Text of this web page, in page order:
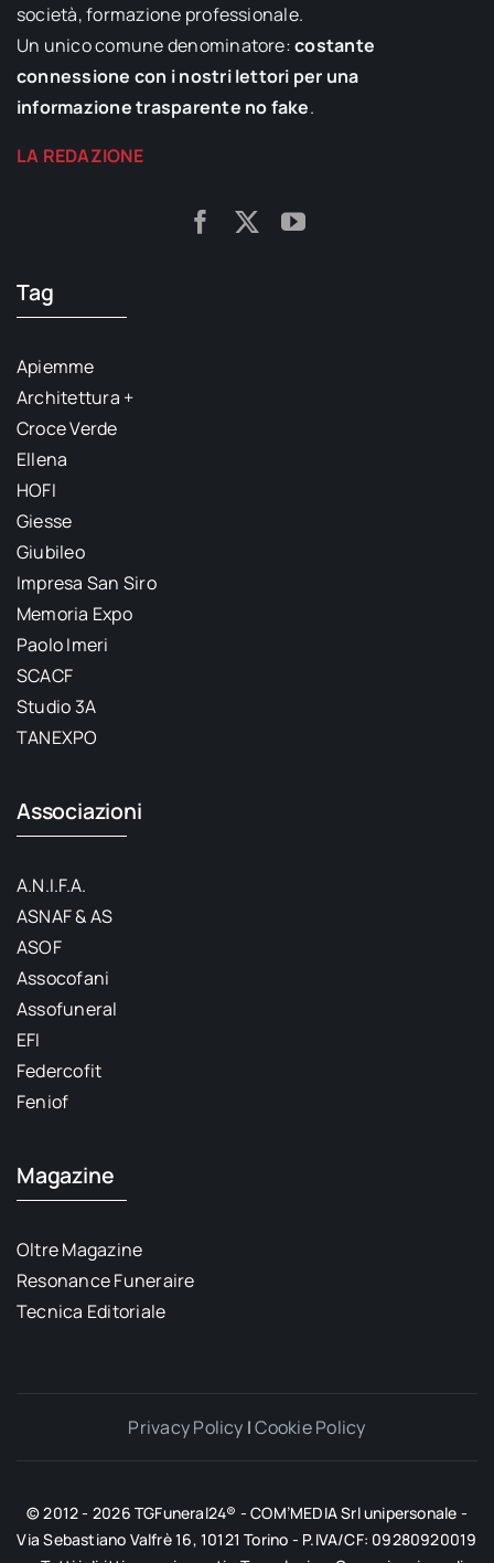
società, formazione professionale.
Un unico comune denominatore:costante
connessione con i nostri lettori per una
informazione trasparente no fake.
LA REDAZIONE
Tag
Apiemme
Architettura +
Croce Verde
Ellena
HOFI
Giesse
Giubileo
Impresa San Siro
Memoria Expo
Paolo Imeri
SCACF
Studio 3A
TANEXPO
Associazioni
A.N.I.F.A.
ASNAF & AS
ASOF
Assocofani
Assofuneral
EFI
Federcofit
Feniof
Magazine
Oltre Magazine
Resonance Funeraire
Tecnica Editoriale
Privacy Policy |Cookie Policy
© 2012 - 2026 TGFuneral24® - COM’MEDIA Srl unipersonale -
Via Sebastiano Valfrè 16, 10121 Torino - P.IVA/CF: 09280920019